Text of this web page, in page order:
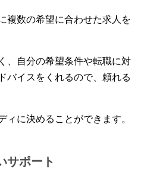
複数の希望に合わせた求人を
、自分の希望条件や転職に対
バイスをくれるので、頼れる
ィに決めることができます。
サポート